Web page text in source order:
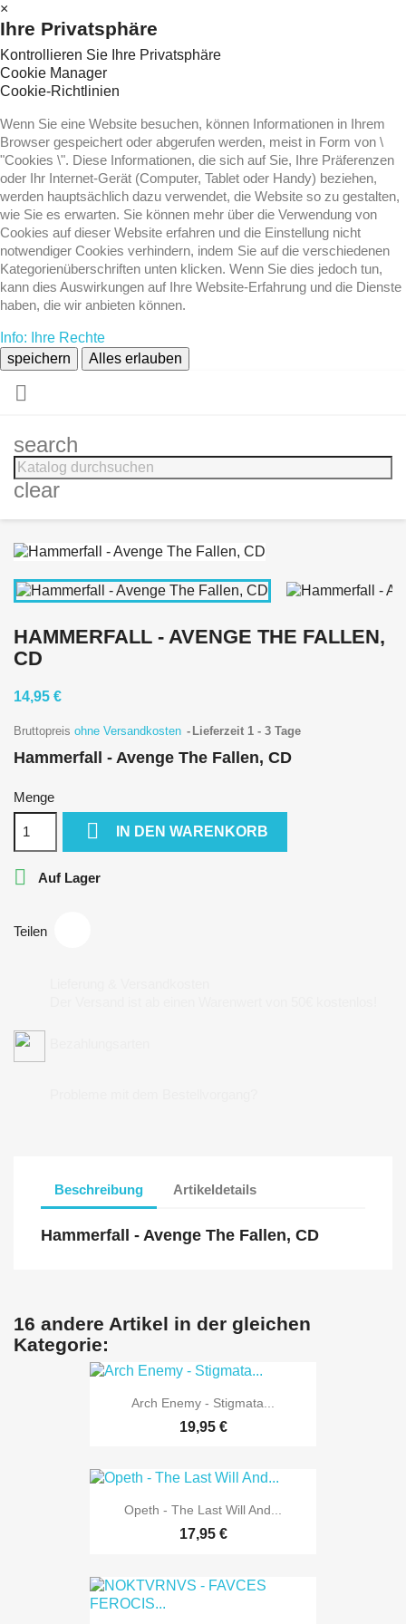
×
Ihre Privatsphäre
Kontrollieren Sie Ihre Privatsphäre
Cookie Manager
Cookie-Richtlinien
Wenn Sie eine Website besuchen, können Informationen in Ihrem
Browser gespeichert oder abgerufen werden, meist in Form von \
"Cookies \". Diese Informationen, die sich auf Sie, Ihre Präferenzen
oder Ihr Internet-Gerät (Computer, Tablet oder Handy) beziehen,
werden hauptsächlich dazu verwendet, die Website so zu gestalten,
wie Sie es erwarten. Sie können mehr über die Verwendung von
Cookies auf dieser Website erfahren und die Einstellung nicht
notwendiger Cookies verhindern, indem Sie auf die verschiedenen
Kategorienüberschriften unten klicken. Wenn Sie dies jedoch tun,
kann dies Auswirkungen auf Ihre Website-Erfahrung und die Dienste
haben, die wir anbieten können.
Info: Ihre Rechte
speichern
Alles erlauben

search
clear
HAMMERFALL - AVENGE THE FALLEN,
CD
14,95 €
Bruttopreis ohne Versandkosten Lieferzeit 1 - 3 Tage
Hammerfall - Avenge The Fallen, CD
Menge
 IN DEN WARENKORB
 Auf Lager
Teilen
Beschreibung Artikeldetails
Hammerfall - Avenge The Fallen, CD
16 andere Artikel in der gleichen
Kategorie:
Arch Enemy - Stigmata...
19,95 €
Opeth - The Last Will And...
17,95 €